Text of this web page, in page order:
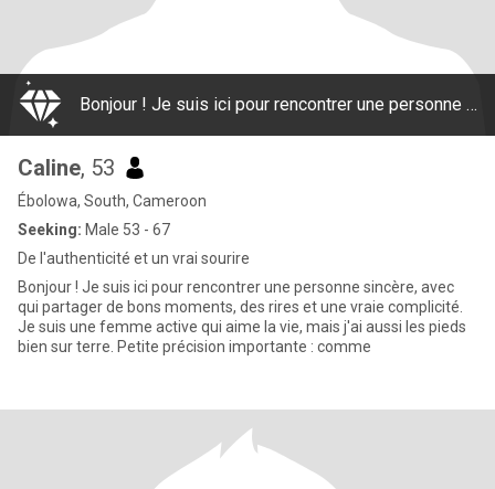
Bonjour ! Je suis ici pour rencontrer une personne sincère, avec qui partager de bons moments, des rires et une vraie complicité. Je suis une femme active qui aime la vie, mais j'ai aussi les pieds bien sur terre. Petite précision importante : comme
Caline, 53
Ébolowa, South, Cameroon
Seeking: Male 53 - 67
De l'authenticité et un vrai sourire
Bonjour ! Je suis ici pour rencontrer une personne sincère, avec
qui partager de bons moments, des rires et une vraie complicité.
Je suis une femme active qui aime la vie, mais j'ai aussi les pieds
bien sur terre. Petite précision importante : comme